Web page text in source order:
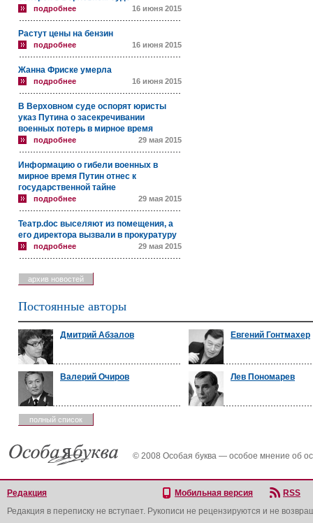
подробнее 16 июня 2015
Растут цены на бензин
подробнее 16 июня 2015
Жанна Фриске умерла
подробнее 16 июня 2015
В Верховном суде оспорят юристы
указ Путина о засекречивании
военных потерь в мирное время
подробнее 29 мая 2015
Информацию о гибели военных в
мирное время Путин отнес к
государственной тайне
подробнее 29 мая 2015
Театр.doc выселяют из помещения, а
его директора вызвали в прокуратуру
подробнее 29 мая 2015
архив новостей
Постоянные авторы
Дмитрий Абзалов Евгений Гонтмахер
Валерий Очиров Лев Пономарев
полный список
© 2008 Особая буква — особое мнение об
Редакция Мобильная версия
RSS
Редакция в переписку не вступает. Рукописи не рецензируются и не